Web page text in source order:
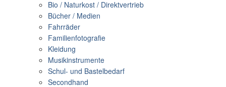
Bio / Naturkost / Direktvertrieb
Bücher / Medien
Fahrräder
Familienfotografie
Kleidung
Musikinstrumente
Schul- und Bastelbedarf
Secondhand